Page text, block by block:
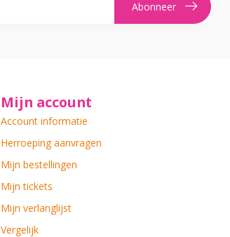
Abonneer
Mijn account
Account informatie
Herroeping aanvragen
Mijn bestellingen
Mijn tickets
Mijn verlanglijst
Vergelijk